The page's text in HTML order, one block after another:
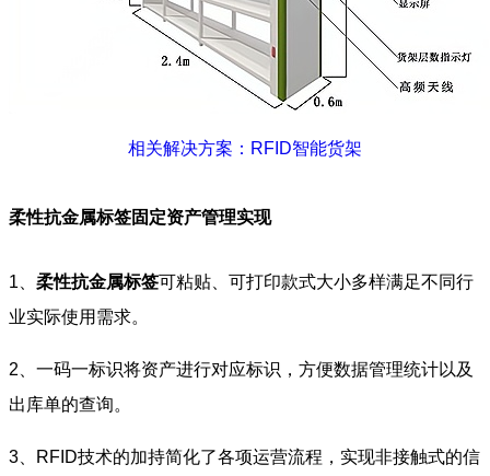
相关解决方案：RFID智能货架
柔性抗金属标签固定资产管理实现
1、 柔性抗金属标签可粘贴、可打印款式大小多样满足不同行
业实际使用需求。
2、一码一标识将资产进行对应标识，方便数据管理统计以及
出库单的查询。
3、RFID技术的加持简化了各项运营流程，实现非接触式的信